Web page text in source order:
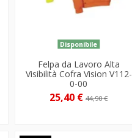
Disponibile
Felpa da Lavoro Alta
Visibilità Cofra Vision V112-
0-00
25,40 €44,90 €